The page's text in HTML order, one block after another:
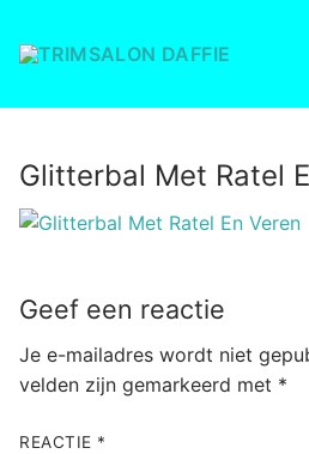
naar
inhoud
Glitterbal Met Ratel
Geef een reactie
Je e-mailadres wordt niet
velden zijn gemarkeerd met *
REACTIE *